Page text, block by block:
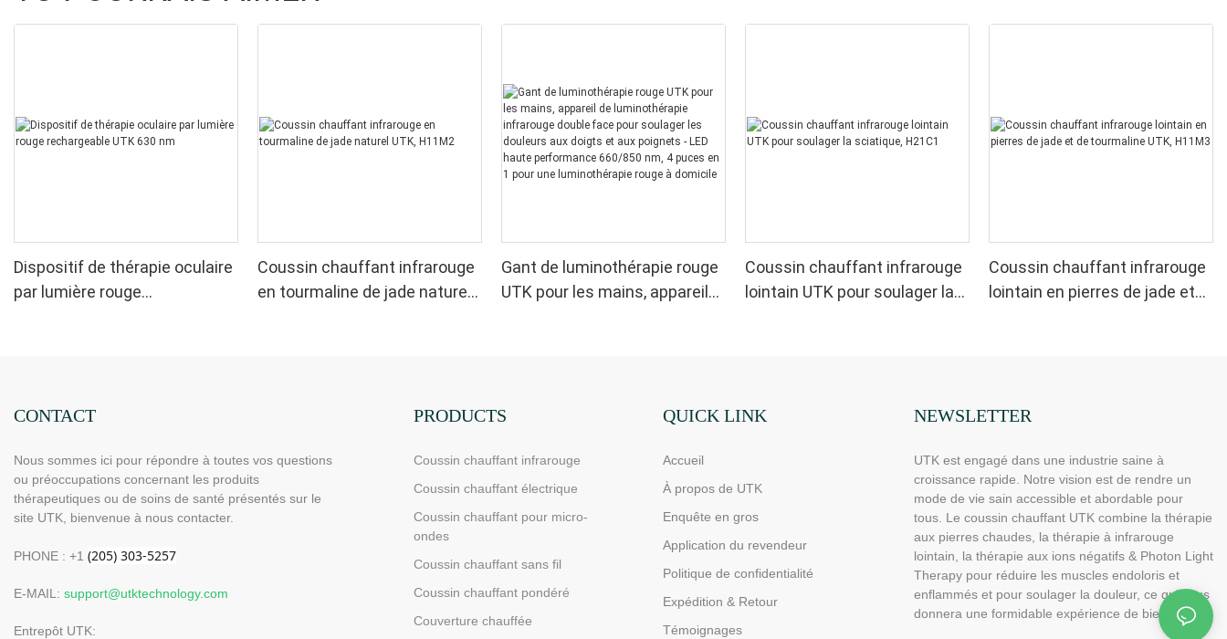
Dispositif de thérapie oculaire
par lumière rouge
Coussin chauffant infrarouge
en tourmaline de jade naturel
Gant de luminothérapie rouge
UTK pour les mains, appareil
performance 660/850 nm, 4
luminothérapie rouge à
domicile
Coussin chauffant infrarouge
lointain UTK pour soulager la
Coussin chauffant infrarouge
lointain en pierres de jade et
CONTACT
Nous sommes ici pour répondre à toutes vos questions
ou préoccupations concernant les produits
thérapeutiques ou de soins de santé présentés sur le
site UTK, bienvenue à nous contacter.
PHONE : +1
E-MAIL: support@utktechnology.com
Entrepôt UTK:
PRODUCTS
Coussin chauffant infrarouge
Coussin chauffant électrique
Coussin chauffant pour micro-
ondes
Coussin chauffant sans fil
Coussin chauffant pondéré
Couverture chauffée
QUICK LINK
Accueil
À propos de UTK
Enquête en gros
Application du revendeur
Politique de confidentialité
Expédition & Retour
Témoignages
NEWSLETTER
UTK est engagé dans une industrie saine à
croissance rapide. Notre vision est de rendre un
mode de vie sain accessible et abordable pour
tous. Le coussin chauffant UTK combine la thérapie
aux pierres chaudes, la thérapie à infrarouge
lointain, la thérapie aux ions négatifs & Photon Light
Therapy pour réduire les muscles endoloris et
enflammés et pour soulager la douleur, ce qui vous
donnera une formidable expérience de bien-être.